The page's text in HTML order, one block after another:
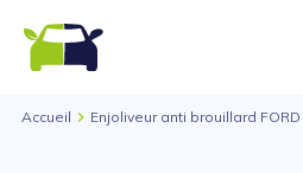
Accueil Enjoliveur anti brouillard